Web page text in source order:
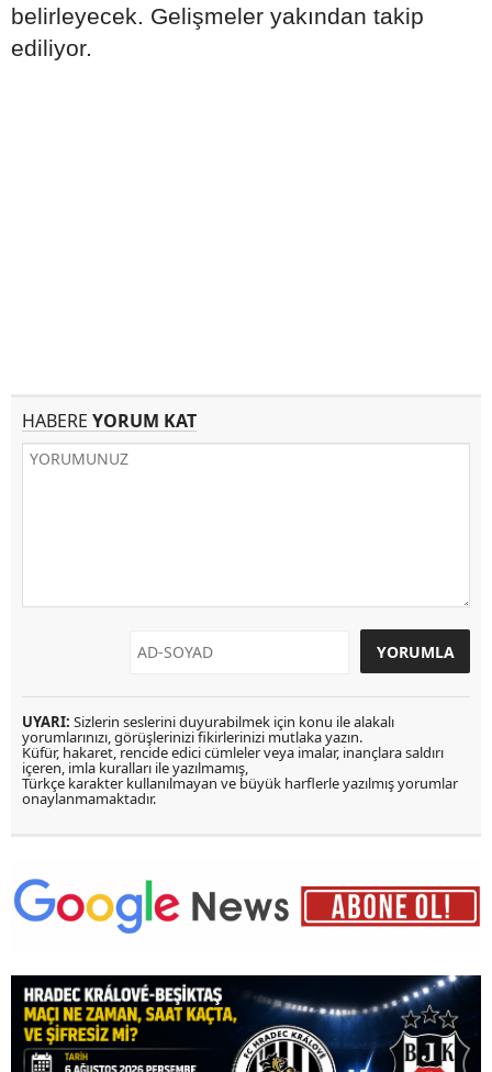
belirleyecek. Gelişmeler yakından takip
ediliyor.
HABERE YORUM KAT
UYARI: Sizlerin seslerini duyurabilmek için konu ile alakalı
yorumlarınızı, görüşlerinizi fikirlerinizi mutlaka yazın.
Küfür, hakaret, rencide edici cümleler veya imalar, inançlara saldırı
içeren, imla kuralları ile yazılmamış,
Türkçe karakter kullanılmayan ve büyük harflerle yazılmış yorumlar
onaylanmamaktadır.